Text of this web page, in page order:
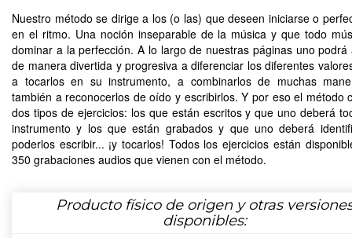
Nuestro método se dirige a los (o las) que deseen iniciarse o
en el ritmo. Una noción inseparable de la música y que todo
dominar a la perfección. A lo largo de nuestras páginas uno podrá
de manera divertida y progresiva a diferenciar los diferentes
a tocarlos en su instrumento, a combinarlos de muchas
también a reconocerlos de oído y escribirlos. Y por eso el método
dos tipos de ejercicios: los que están escritos y que uno deberá
instrumento y los que están grabados y que uno deberá
poderlos escribir... ¡y tocarlos! Todos los ejercicios están
350 grabaciones audios que vienen con el método.
Producto físico de origen y otras
disponibles: